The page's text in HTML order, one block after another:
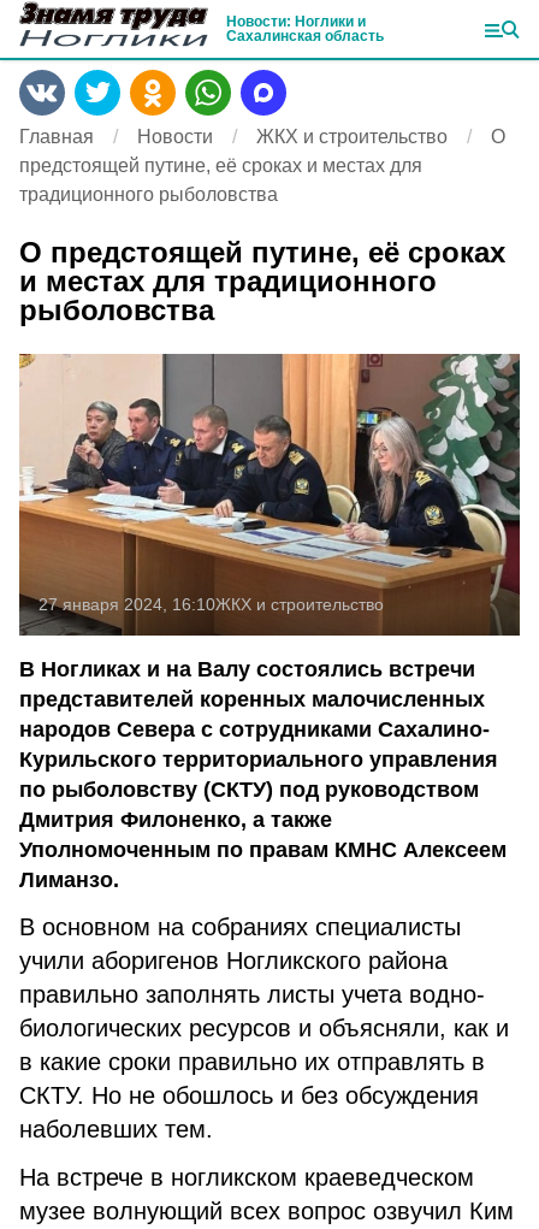
Новости: Ноглики и
Сахалинская область
Главная Новости ЖКХ и строительство
О
предстоящей путине, её сроках и местах для
традиционного рыболовства
О предстоящей путине, её сроках
и местах для традиционного
рыболовства
27 января 2024, 16:10ЖКХ и строительство
В Ногликах и на Валу состоялись встречи
представителей коренных малочисленных
народов Севера с сотрудниками Сахалино-
Курильского территориального управления
по рыболовству (СКТУ) под руководством
Дмитрия Филоненко, а также
Уполномоченным по правам КМНС Алексеем
Лиманзо.
В основном на собраниях специалисты
учили аборигенов Ногликского района
правильно заполнять листы учета водно-
биологических ресурсов и объясняли, как и
в какие сроки правильно их отправлять в
СКТУ. Но не обошлось и без обсуждения
наболевших тем.
На встрече в ногликском краеведческом
музее волнующий всех вопрос озвучил Ким